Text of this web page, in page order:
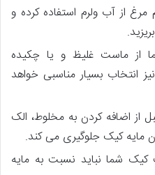
از آب ولرم استفاده کرده و
از ماست غلیظ و یا چکیده
انتخاب بسیار مناسبی خواهد
از اضافه کردن به مخلوط، الک
مایه کیک جلوگیری می کند.
کیک شما نباید نسبت به مایه